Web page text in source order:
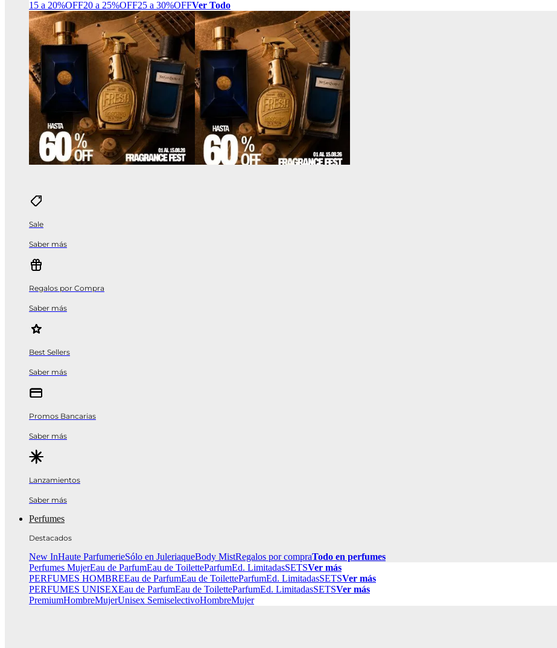
15 a 20%OFF20 a 25%OFF25 a 30%OFFVer Todo
Sale
Saber más
Regalos por Compra
Saber más
Best Sellers
Saber más
Promos Bancarias
Saber más
Lanzamientos
Saber más
Perfumes
Destacados
New InHaute ParfumerieSólo en JuleriaqueBody MistRegalos por compraTodo en perfumes
Perfumes MujerEau de ParfumEau de ToiletteParfumEd. LimitadasSETSVer más
PERFUMES HOMBREEau de ParfumEau de ToiletteParfumEd. LimitadasSETSVer más
PERFUMES UNISEXEau de ParfumEau de ToiletteParfumEd. LimitadasSETSVer más
PremiumHombreMujerUnisex SemiselectivoHombreMujer